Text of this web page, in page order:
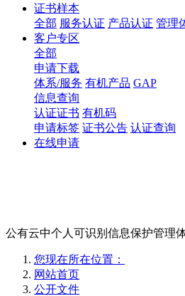
证书样本
全部 服务认证 产品认证 管理
客户专区
全部
申请下载
体系/服务 有机产品 GAP
信息查询
认证证书 有机码
申请标签 证书公告 认证查询
在线申请
公有云中个人可识别信息保护管理
您现在所在位置：
网站首页
公开文件